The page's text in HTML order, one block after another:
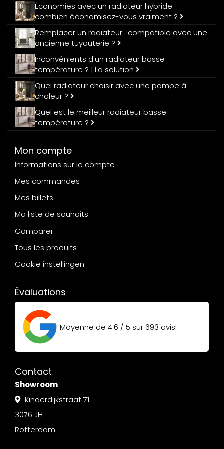
Économies avec un radiateur hybride :
combien économisez-vous vraiment ?
Remplacer un radiateur : compatible avec une
ancienne tuyauterie ?
Inconvénients d'un radiateur basse
température ? | La solution
Quel radiateur choisir avec une pompe à
chaleur ?
Quel est le meilleur radiateur basse
température ?
Mon compte
Informations sur le compte
Mes commandes
Mes billets
Ma liste de souhaits
Comparer
Tous les produits
Cookie instellingen
Évaluations
Moyenne de 4.6 / 5 sur693 avis!
Contact
Showroom
Kinderdijkstraat 71
3076 JH
Rotterdam